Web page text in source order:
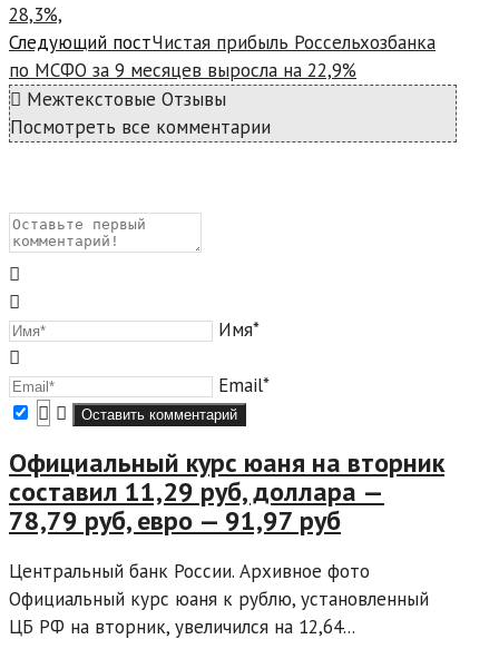
28,3%,
Следующий постЧистая прибыль Россельхозбанка
по МСФО за 9 месяцев выросла на 22,9%
Межтекстовые Отзывы
Посмотреть все комментарии
Имя*
Email*
Официальный курс юаня на вторник
составил 11,29 руб, доллара —
78,79 руб, евро — 91,97 руб
Центральный банк России. Архивное фото
Официальный курс юаня к рублю, установленный
ЦБ РФ на вторник, увеличился на 12,64...